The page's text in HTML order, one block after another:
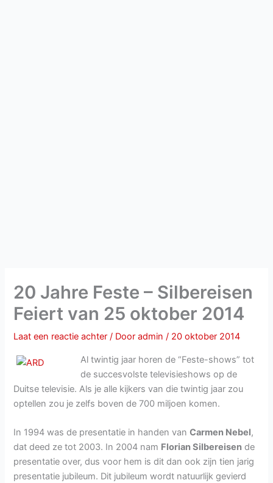
20 Jahre Feste – Silbereisen
Feiert van 25 oktober 2014
Laat een reactie achter / Dooradmin/ 20 oktober 2014
Al twintig jaar horen de “Feste-shows” tot
de succesvolste televisieshows op de
Duitse televisie. Als je alle kijkers van die twintig jaar zou
optellen zou je zelfs boven de 700 miljoen komen.
In 1994 was de presentatie in handen vanCarmen Nebel,
dat deed ze tot 2003. In 2004 nam Florian Silbereisen de
presentatie over, dus voor hem is dit dan ook zijn tien jarig
presentatie jubileum. Dit jubileum wordt natuurlijk gevierd